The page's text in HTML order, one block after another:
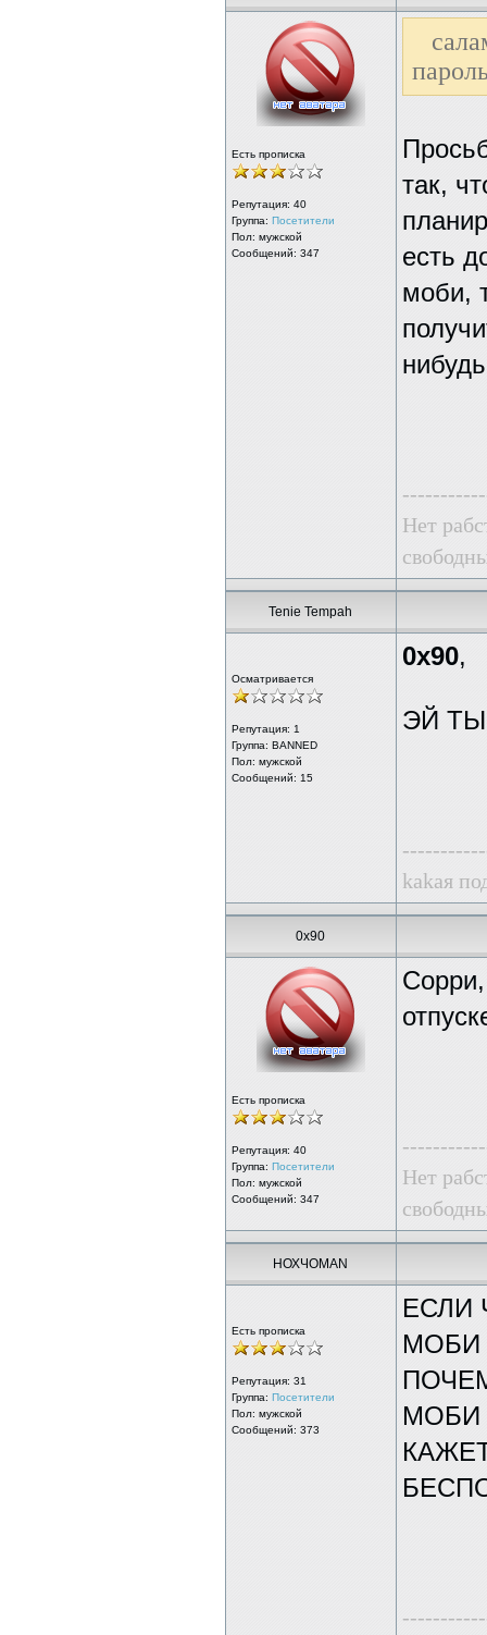
Есть прописка
Репутация: 40
Группа: Посетители
Пол: мужской
Сообщений: 347
так,
есть
моби,
Нет
Tenie Tempah
Осматривается
Репутация: 1
Группа: BANNED
Пол: мужской
Сообщений: 15
0x90,
ЭЙ
kаkая
0x90
Есть прописка
Репутация: 40
Группа: Посетители
Пол: мужской
Сообщений: 347
Нет
НОХЧОMAN
Есть прописка
Репутация: 31
Группа: Посетители
Пол: мужской
Сообщений: 373
ЕСЛИ
МОБИ
МОБИ